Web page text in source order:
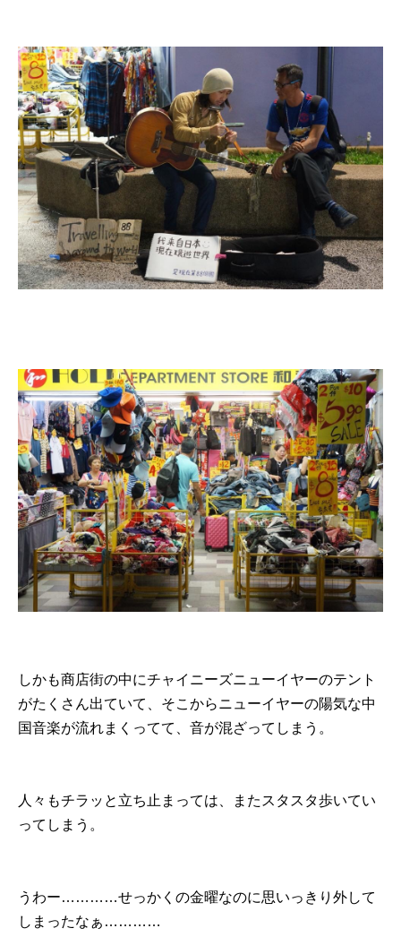
しかも商店街の中にチャイニーズニューイヤーのテント
がたくさん出ていて、そこからニューイヤーの陽気な中
国音楽が流れまくってて、音が混ざってしまう。
人々もチラッと立ち止まっては、またスタスタ歩いてい
ってしまう。
うわー…………せっかくの金曜なのに思いっきり外して
しまったなぁ…………